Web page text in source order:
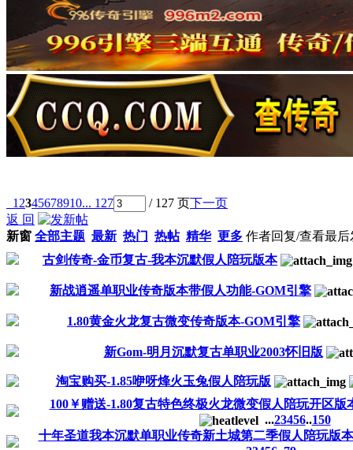
1 2345678910... 127 / 127 页下一页
返 回
新窗 全部主题 最新 热门 热帖 精华 更多 作者回复/查看最后
古剑传奇-金币复古-我本沉默假人陪玩版本
新战逍遥单职业传奇版本带假人功能-GOM引擎
1.80黄金火龙复古微变传奇版本-GOM引擎
新Gom-明月沉默复古单职业2003怀旧版
淘宝购买-1.85咿呀烽火玉兔假人陪玩版
100￥赠送-1.80复古特色终极火龙微变假人陪玩开区版
...23456..150
十年圣道我本沉默单职业传奇新土城第二季假人陪玩版本